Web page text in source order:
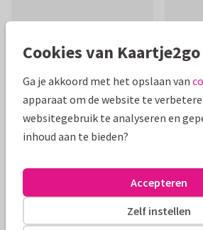
Productinformatie
Hip getekende verjaardagskaart met
een feesthoedje die relaxed in een
Cookies van Kaartje2go
Ga je akkoord met het opslaan van
apparaat om de website te
websitegebruik te analyseren en
inhoud aan te bieden?
Zelf instellen
Accepteren